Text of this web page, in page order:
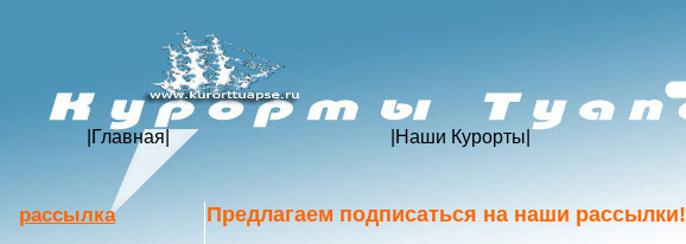
Главная Наши Курорты
рассылка Предлагаем подписаться на наши рассылки!